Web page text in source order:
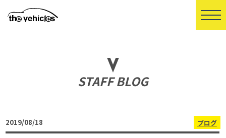
STAFF BLOG
ブログ
2019/08/18